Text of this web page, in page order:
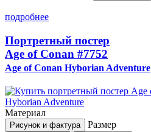
подробнее
Портретный постер
Age of Conan #7752
Age of Conan Hyborian Adventure
Материал
Рисунок и фактура Размер